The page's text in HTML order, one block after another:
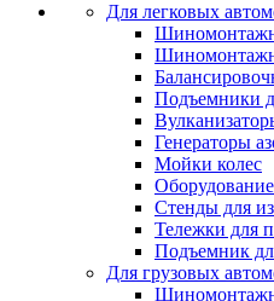
Для легковых
Подъемники
Генераторы
Мойки колес
Стенды для
Тележки для
Подъемник
Для грузовых